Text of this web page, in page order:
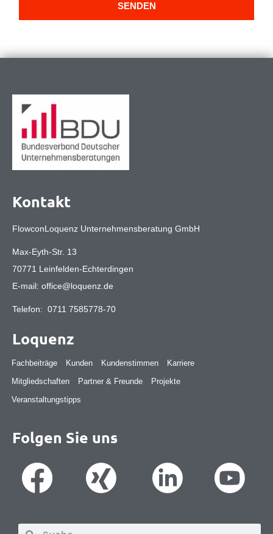
SENDEN
Kontakt
FlowconLoquenz Unternehmensberatung GmbH
Max-Eyth-Str. 13
70771 Leinfelden-Echterdingen
E-mail: office@loquenz.de
Telefon: 0711 7585778-70
Loquenz
Fachbeiträge Kunden Kundenstimmen
Karriere
Mitgliedschaften
Partner & Freunde
Projekte
Veranstaltungstipps
Folgen Sie uns